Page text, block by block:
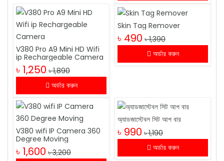
V380 Pro A9 Mini HD Wifi
ip Rechargeable Camera
৳ 1,250 ৳ 1,890
অর্ডার করুন
Skin Tag Remover
৳ 490 ৳ 1,390
অর্ডার করুন
V380 wifi IP Camera 360
Degree Moving
৳ 1,600 ৳ 3,200
অ্যাডজাস্টেবল সিট আপ বার
৳ 990 ৳ 1,190
অর্ডার করুন